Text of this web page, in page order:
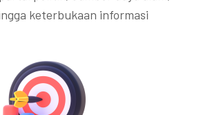
keterbukaan informasi